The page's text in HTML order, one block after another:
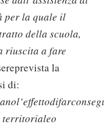
per la quale il
della scuola,
riuscita a fare
la
di:
territorialeo